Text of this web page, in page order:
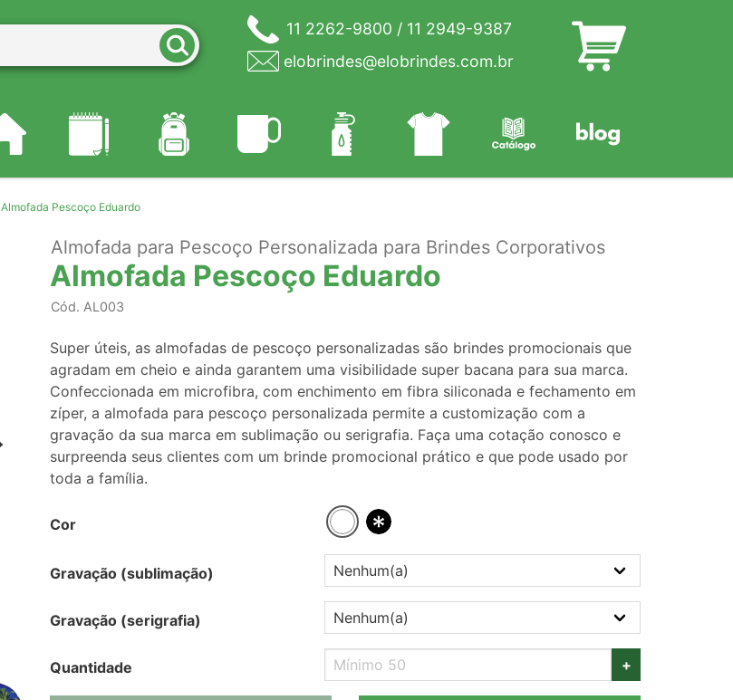
11 2262-9800 / 11 2949-9387
elobrindes@elobrindes.com.br
Almofada Pescoço Eduardo
Almofada para Pescoço Personalizada para Brindes Corporativos
Almofada Pescoço Eduardo
Cód. AL003
Super úteis, as almofadas de pescoço personalizadas são brindes promocionais que
agradam em cheio e ainda garantem uma visibilidade super bacana para sua marca.
Confeccionada em microfibra, com enchimento em fibra siliconada e fechamento em
zíper, a almofada para pescoço personalizada permite a customização com a
gravação da sua marca em sublimação ou serigrafia. Faça uma cotação conosco e
surpreenda seus clientes com um brinde promocional prático e que pode usado por
toda a família.
Cor
Gravação (sublimação)
Gravação (serigrafia)
Quantidade +